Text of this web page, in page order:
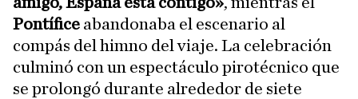
Pontífice abandonaba el escenario al
compás del himno del viaje. La celebración
culminó con un espectáculo pirotécnico que
se prolongó durante alrededor de siete